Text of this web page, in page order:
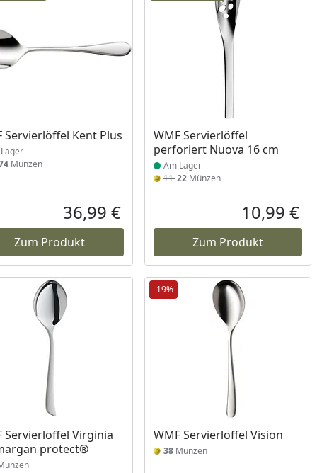
Preis
Servierlöffel Kent Plus
am Lager
Münzen
Aktueller Preis
36,99 €
Zum Produkt
WMF Servierlöffel
perforiert Nuova 16 cm
Produkt am Lager
Am Lager
1122 Münzen
10,99 €
Zum Produkt
Servierlöffel Virginia
protect®
-19%
WMF Servierlöffel Vision
38 Münzen